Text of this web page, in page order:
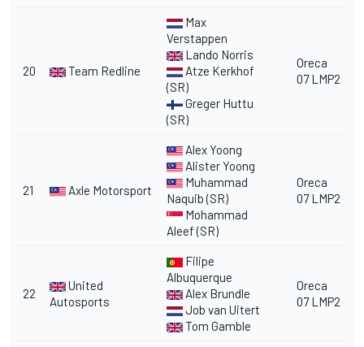
20 Team Redline
Max
Verstappen
Lando Norris
Atze Kerkhof
(SR)
Greger Huttu
(SR)
Oreca
07 LMP2
21 Axle Motorsport
Alex Yoong
Alister Yoong
Muhammad
Naquib (SR)
Mohammad
Aleef (SR)
Oreca
07 LMP2
22
United
Autosports
Filipe
Albuquerque
Alex Brundle
Job van Uitert
Tom Gamble
Oreca
07 LMP2